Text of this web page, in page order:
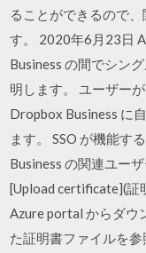
ることができるので
す。 2020年6月23日
Business の間でシン
明します。 ユーザー
Dropbox Business に
ます。 SSO が機能す
Business の関連ユー
[Upload certificate](証
Azure portal からダウ
た証明書ファイルを